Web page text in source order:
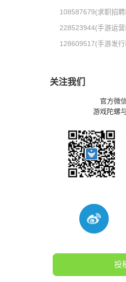
108587679(求职招聘
228523944(手游运营
128609517(手游发行
关注我们
官方微
游戏陀螺
投